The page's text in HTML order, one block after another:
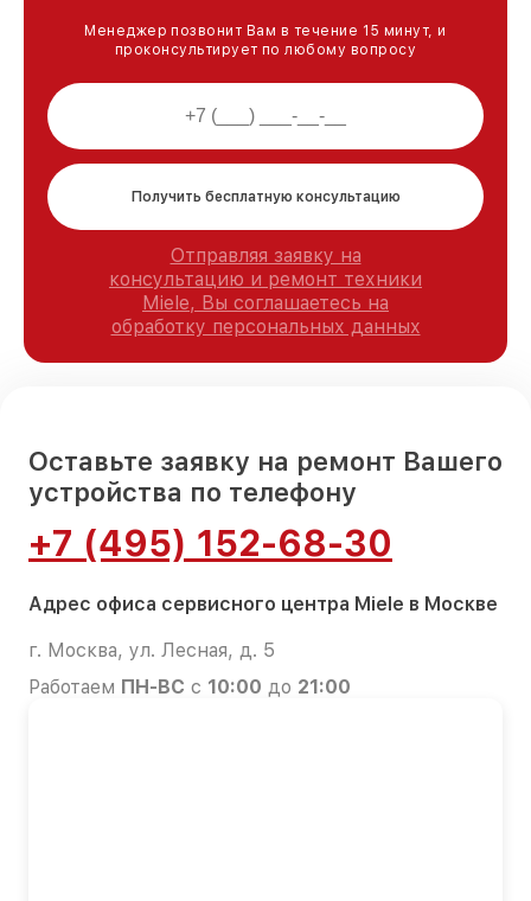
Менеджер позвонит Вам в течение 15 минут, и
проконсультирует по любому вопросу
Получить бесплатную консультацию
Отправляя заявку на
консультацию и ремонт техники
Miele, Вы соглашаетесь на
обработку персональных данных
Оставьте заявку на ремонт Вашего
устройства по телефону
+7 (495) 152-68-30
Адрес офиса сервисного центра Miele в Москве
г. Москва, ул. Лесная, д. 5
Работаем ПН-ВС с 10:00 до 21:00